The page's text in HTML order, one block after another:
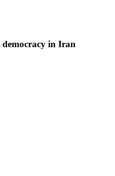
democracy in Iran